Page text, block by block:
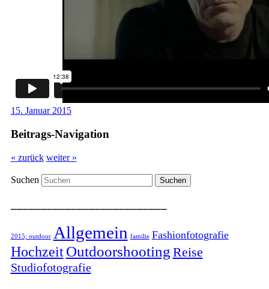
15. Januar 2015
Beitrags-Navigation
« zurück weiter »
Suchen
2015; outdoor Allgemein familie Fashionfotografie
Hochzeit Outdoorshooting Reise
Studiofotografie